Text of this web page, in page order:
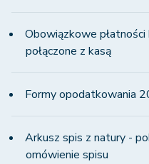
Obowiązkowe
połączone z kasą
Formy opodatkowania
Arkusz spis z natury -
omówienie spisu